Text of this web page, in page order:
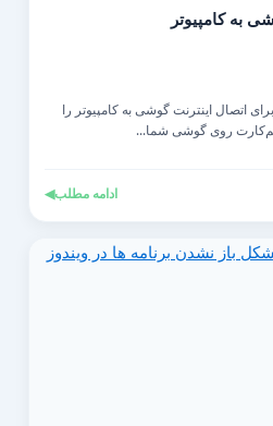
کامپیوتر
اتصال اینترنت گوشی به کامپیوتر را
روی گوشی شما...
ادامه مطلب◀